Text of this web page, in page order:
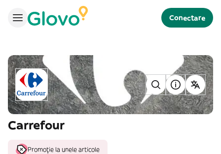
Conectare
Carrefour
Promoție la unele articole